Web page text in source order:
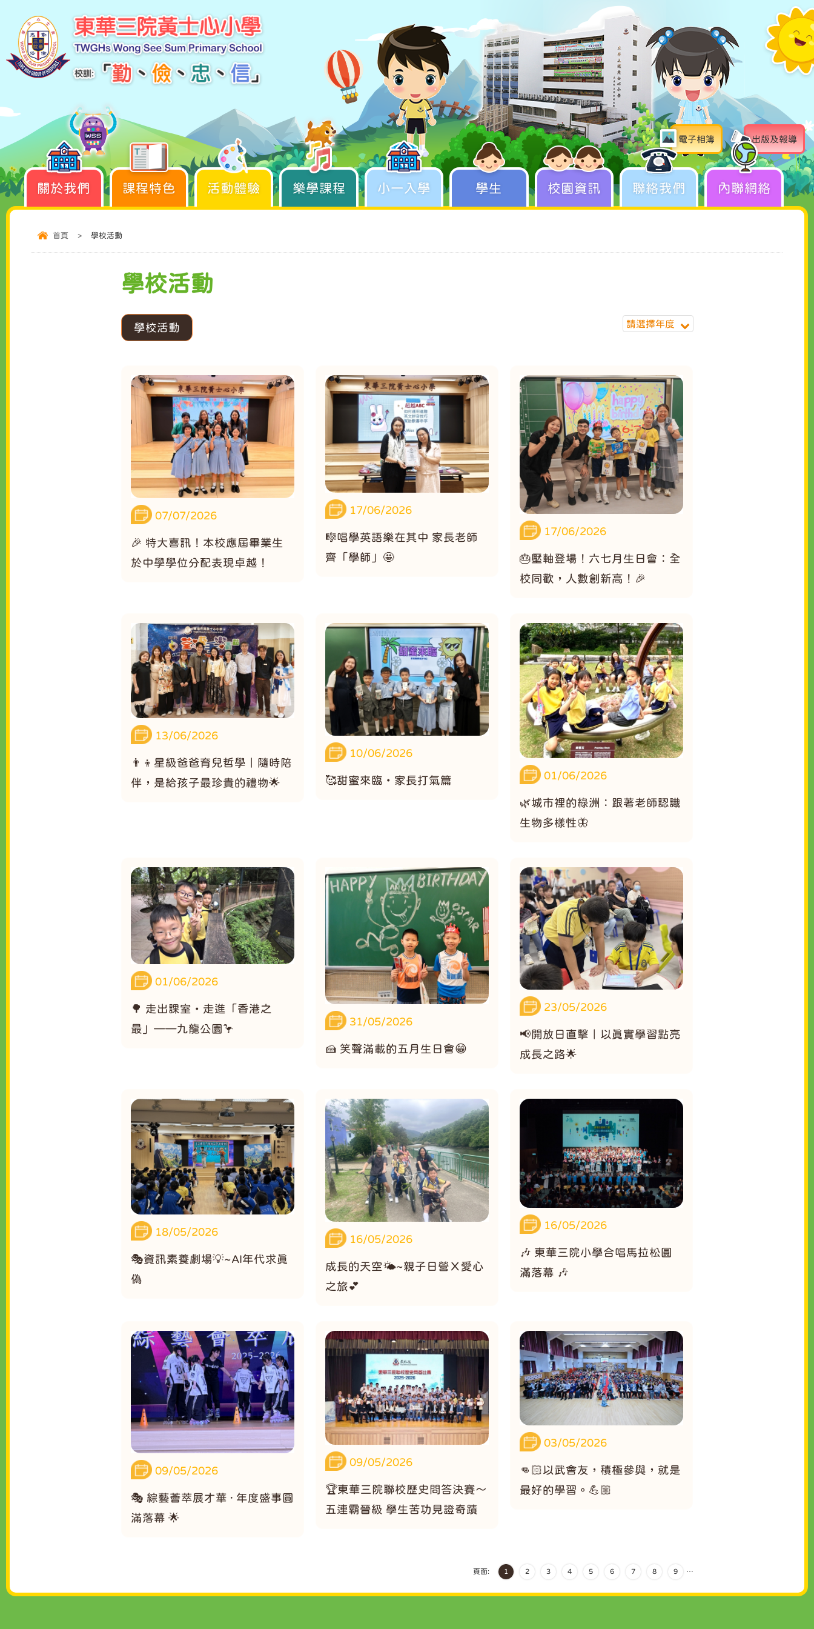
電子相簿 出版及報導
關於我們 課程特色 活動體驗 樂學課程 學生成長 學生 校園資訊 聯絡我們 內聯網絡
小一入學
首頁 > 學校活動
學校活動
請選擇年度
學校活動
07/07/2026
🎉 特大喜訊！本校應屆畢業生
於中學學位分配表現卓越！
17/06/2026
🎼唱學英語樂在其中 家長老師
齊「學師」🤩
17/06/2026
🎂壓軸登場！六七月生日會：全
校同歡，人數創新高！🎉
13/06/2026
👨‍👦星級爸爸育兒哲學｜隨時陪
伴，是給孩子最珍貴的禮物🌟
10/06/2026
🥰甜蜜來臨・家長打氣篇 01/06/2026
🌿城市裡的綠洲：跟著老師認識
生物多樣性🦋
01/06/2026
🌳 走出課室・走進「香港之
最」——九龍公園🦩
31/05/2026
🍰 笑聲滿載的五月生日會😁
23/05/2026
📢開放日直擊｜以真實學習點亮
成長之路🌟
18/05/2026
🎭資訊素養劇場💡~AI年代求真
偽
16/05/2026
成長的天空🌤️~親子日營Ｘ愛心
之旅💕
16/05/2026
🎶 東華三院小學合唱馬拉松圓
滿落幕 🎶
09/05/2026
🎭 綜藝薈萃展才華 · 年度盛事圓
滿落幕 🌟
09/05/2026
🏆東華三院聯校歷史問答決賽～
五連霸晉級 學生苦功見證奇蹟
03/05/2026
👊🏻以武會友，積極參與，就是
最好的學習。💪🏼
頁面: 1 2 3 4 5 6 7 8 9 …